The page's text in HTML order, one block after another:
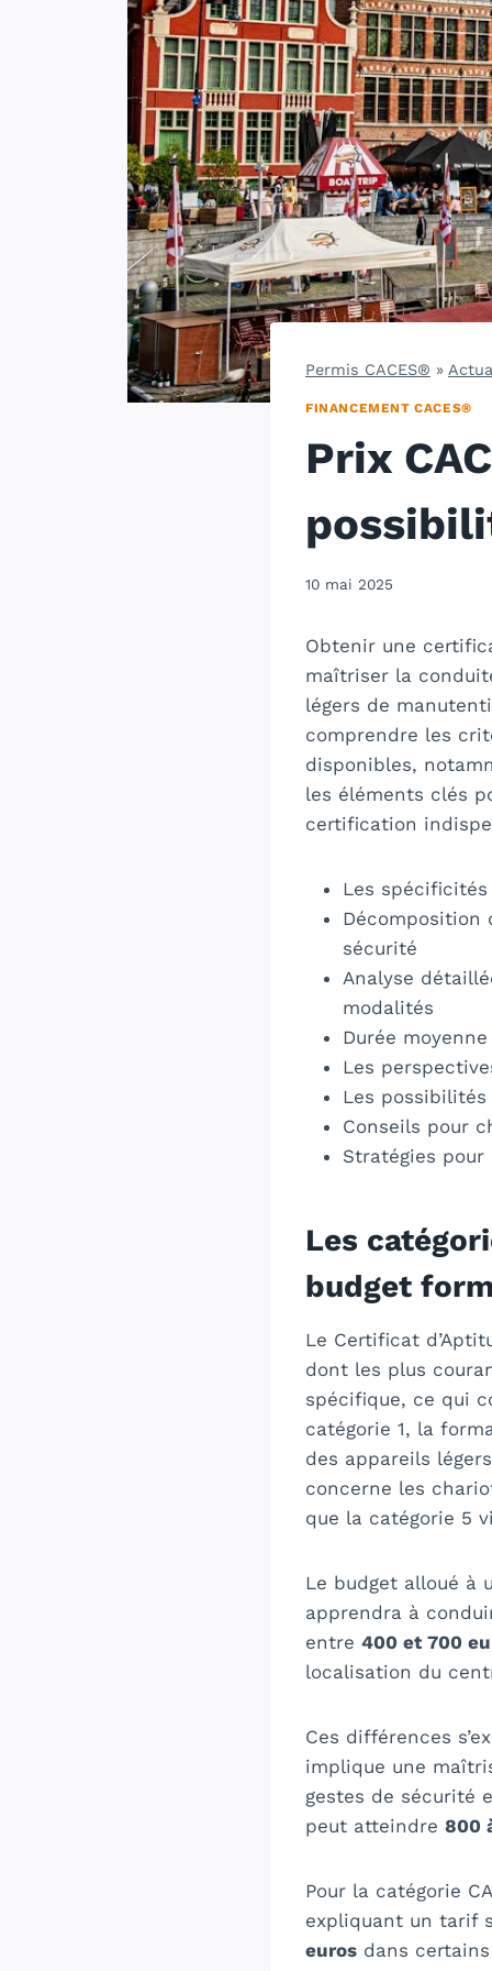
Permis CACES® »
FINANCEMENT CACES®
Prix
10 mai 2025
Obtenir une
maîtriser la
légers de
comprendre les
disponibles,
les éléments clés
certification
Les
Décomposition
sécurité
Analyse
modalités
Durée
Les
Les
Conseils pour
Stratégies
Les
budget
Le Certificat
dont les plus
spécifique, ce qui
catégorie 1, la
des appareils
concerne les
que la catégorie 5
Le budget alloué à
apprendra à
entre 400 et 700
localisation du
Ces différences
implique une
gestes de sécurité
peut atteindre 800
Pour la catégorie
expliquant un tarif
euros dans